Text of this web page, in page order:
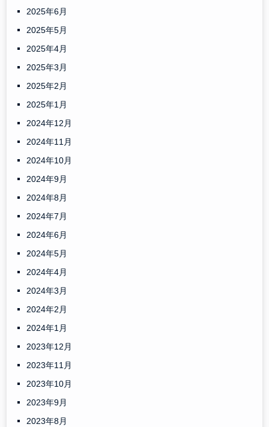
2025年6月
2025年5月
2025年4月
2025年3月
2025年2月
2025年1月
2024年12月
2024年11月
2024年10月
2024年9月
2024年8月
2024年7月
2024年6月
2024年5月
2024年4月
2024年3月
2024年2月
2024年1月
2023年12月
2023年11月
2023年10月
2023年9月
2023年8月